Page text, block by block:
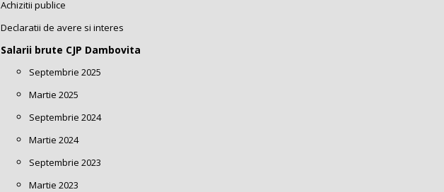
Achizitii publice
Declaratii de avere si interes
Salarii brute CJP Dambovita
Septembrie 2025
Martie 2025
Septembrie 2024
Martie 2024
Septembrie 2023
Martie 2023